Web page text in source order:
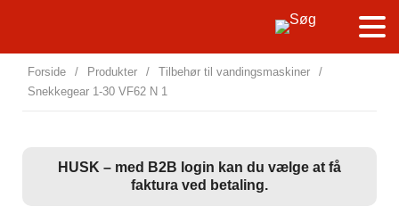
Forside / Produkter / Tilbehør til vandingsmaskiner
/
Snekkegear 1-30 VF62 N 1
HUSK – med B2B login kan du vælge at få
faktura ved betaling.